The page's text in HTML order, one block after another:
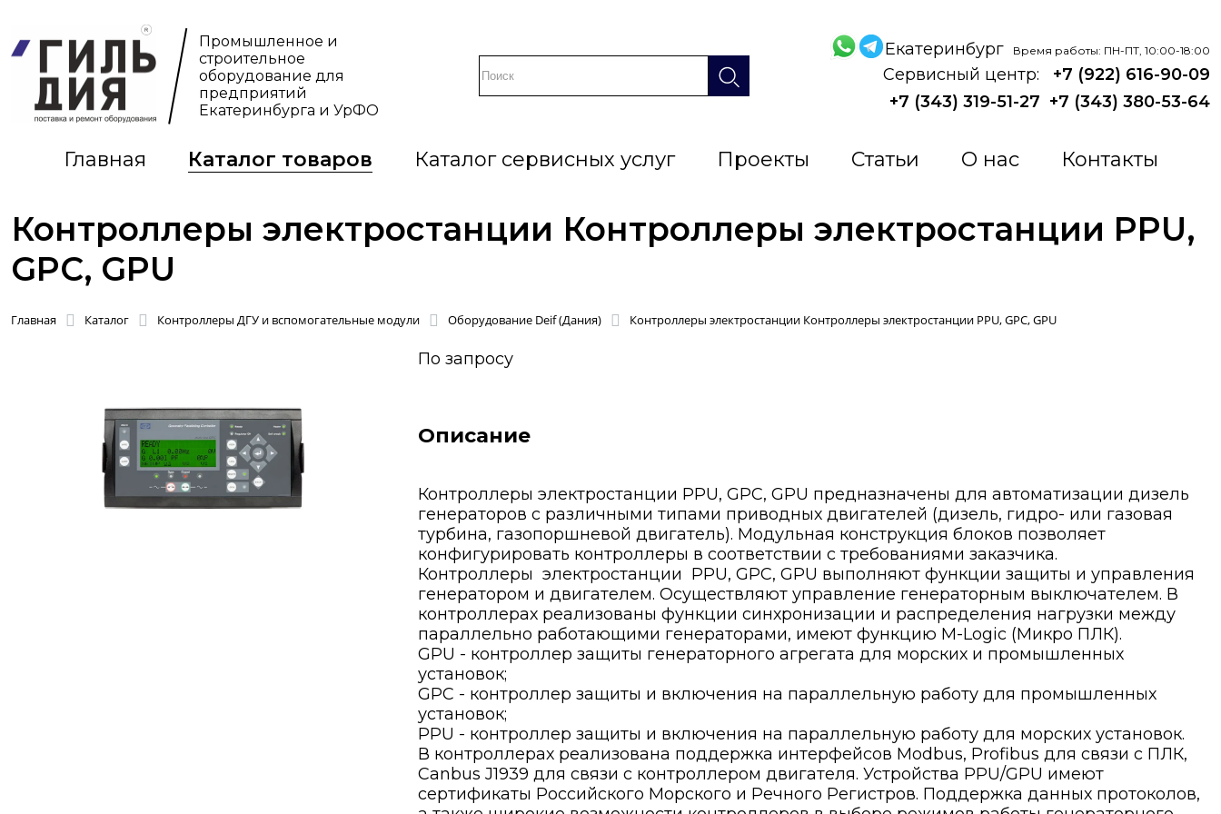
Промышленное и
строительное
оборудование для
предприятий
Екатеринбурга и УрФО
Екатеринбург Время работы: ПН-ПТ, 10:00-18:00
Сервисный центр:
+7 (922) 616-90-09
+7 (343) 319-51-27 +7 (343) 380-53-64
Главная Каталог товаров Каталог сервисных услуг Проекты Статьи О нас Контакты
Контроллеры электростанции Контроллеры электростанции PPU,
GPC, GPU
Главная Каталог Контроллеры ДГУ и вспомогательные модули Оборудование Deif (Дания) Контроллеры электростанции Контроллеры электростанции PPU, GPC, GPU
По запросу
Описание
Контроллеры электростанции PPU, GPC, GPU предназначены для автоматизации дизель
генераторов с различными типами приводных двигателей (дизель, гидро- или газовая
турбина, газопоршневой двигатель). Модульная конструкция блоков позволяет
конфигурировать контроллеры в соответствии с требованиями заказчика.
Контроллеры электростанции PPU, GPC, GPU выполняют функции защиты и управления
генератором и двигателем. Осуществляют управление генераторным выключателем. В
контроллерах реализованы функции синхронизации и распределения нагрузки между
параллельно работающими генераторами, имеют функцию M-Logic (Микро ПЛК).
GPU - контроллер защиты генераторного агрегата для морских и промышленных
установок;
GPC - контроллер защиты и включения на параллельную работу для промышленных
установок;
PPU - контроллер защиты и включения на параллельную работу для морских установок.
В контроллерах реализована поддержка интерфейсов Modbus, Profibus для связи с ПЛК,
Canbus J1939 для связи с контроллером двигателя. Устройства PPU/GPU имеют
сертификаты Российского Морского и Речного Регистров. Поддержка данных протоколов,